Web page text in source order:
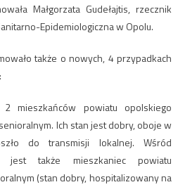
Małgorzata Gudełajtis, rzecznik
Epidemiologiczna w Opolu.
także o nowych, 4 przypadkach
mieszkańców powiatu opolskiego
Ich stan jest dobry, oboje w
do transmisji lokalnej. Wśród
jest także mieszkaniec powiatu
(stan dobry, hospitalizowany na